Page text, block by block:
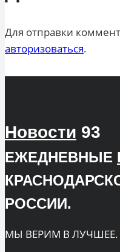
Для отправки
авторизоваться.
Новости 93
ЕЖЕДНЕВНЫЕ
РОССИИ.
МЫ ВЕРИМ В ЛУЧШЕЕ.